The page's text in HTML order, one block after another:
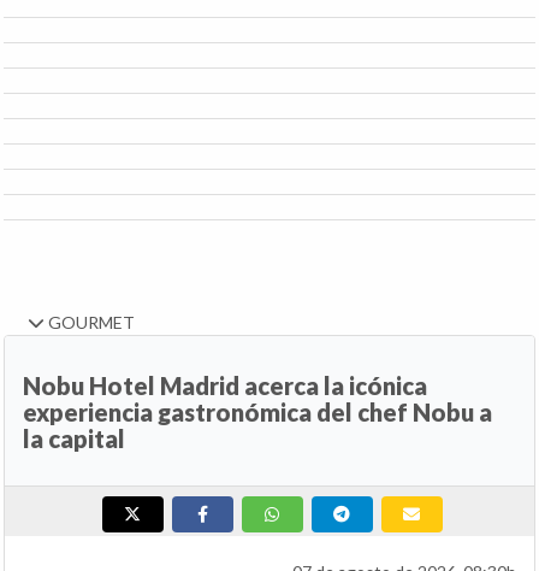
GOURMET
Nobu Hotel Madrid acerca la icónica
experiencia gastronómica del chef Nobu a
la capital